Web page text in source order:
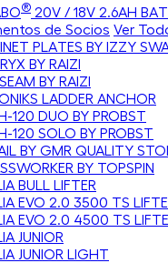
® 20V / 18V 2.6AH
de Socios Ver
PLATES BY IZZY
BY RAIZI
BY RAIZI
LADDER ANCHOR
120 DUO BY PROBST
120 SOLO BY PROBST
BY GMR QUALITY
BY TOPSPIN
BULL LIFTER
EVO 2.0 3500 TS
EVO 2.0 4500 TS
JUNIOR
JUNIOR LIGHT